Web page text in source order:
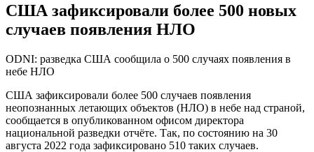
США зафиксировали более 500 новых
случаев появления НЛО
ODNI: разведка США сообщила о 500 случаях появления в
небе НЛО
США зафиксировали более 500 случаев появления
неопознанных летающих объектов (НЛО) в небе над страной,
сообщается в опубликованном офисом директора
национальной разведки отчёте. Так, по состоянию на 30
августа 2022 года зафиксировано 510 таких случаев.